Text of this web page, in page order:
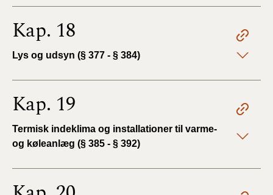
Kap. 18
Lys og udsyn (§ 377 - § 384)
Kap. 19
Termisk indeklima og installationer til varme-
og køleanlæg (§ 385 - § 392)